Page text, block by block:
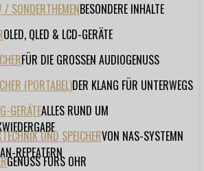
/ SONDERTHEMENBESONDERE INHALTE
OLED, QLED & LCD-GERÄTE
FÜR DIE GROSSEN AUDIOGENUSS
(PORTABEL)DER KLANG FÜR UNTERWEGS
GERÄTEALLES RUND UM
UND SPEICHERVON NAS-SYSTEMN
REPEATERN
GENUSS FÜRS OHR